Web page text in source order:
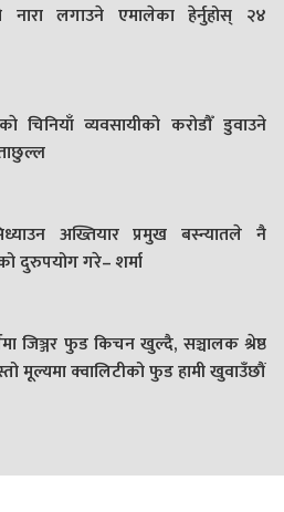
नारा लगाउने एमालेका हेर्नुहोस् २४
चिनियाँ व्यवसायीको करोडौँ डुवाउने
अख्तियार प्रमुख बस्न्यातले नै
दुरुपयोग गरे– शर्मा
जिञ्जर फुड किचन खुल्दै, सञ्चालक श्रेष्ठ
मूल्यमा क्वालिटीको फुड हामी खुवाउँछौं